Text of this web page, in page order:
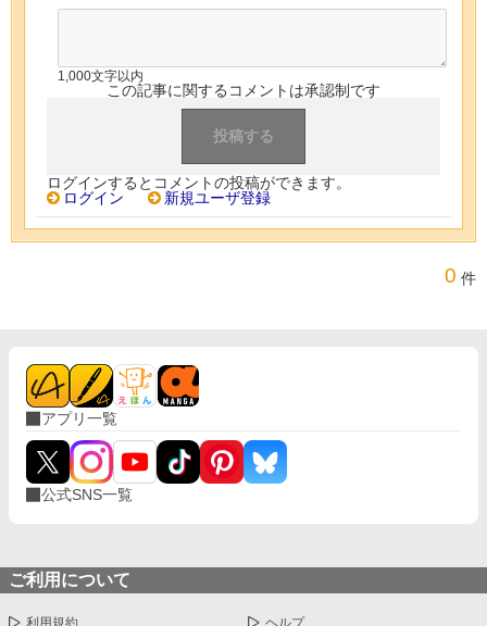
1,000文字以内
この記事に関するコメントは承認制です
ログインするとコメントの投稿ができます。
ログイン
新規ユーザ登録
0 件
アプリ一覧
公式SNS一覧
ご利用について
利用規約 ヘルプ